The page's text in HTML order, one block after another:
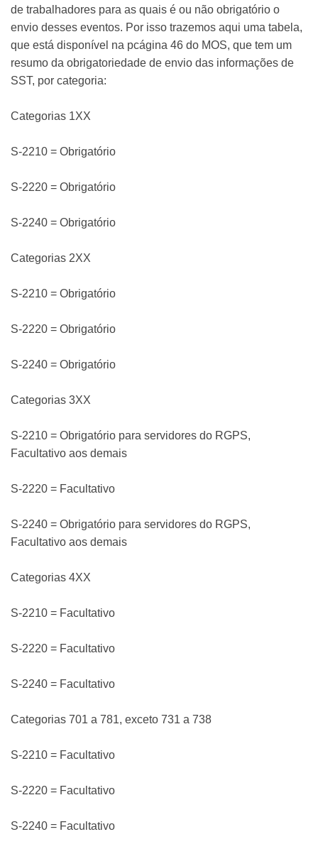
de trabalhadores para as quais é ou não obrigatório o
envio desses eventos. Por isso trazemos aqui uma tabela,
que está disponí­vel na pcágina 46 do MOS, que tem um
resumo da obrigatoriedade de envio das informações de
SST, por categoria:
Categorias 1XX
S-2210 = Obrigatório
S-2220 = Obrigatório
S-2240 = Obrigatório
Categorias 2XX
S-2210 = Obrigatório
S-2220 = Obrigatório
S-2240 = Obrigatório
Categorias 3XX
S-2210 = Obrigatório para servidores do RGPS,
Facultativo aos demais
S-2220 = Facultativo
S-2240 = Obrigatório para servidores do RGPS,
Facultativo aos demais
Categorias 4XX
S-2210 = Facultativo
S-2220 = Facultativo
S-2240 = Facultativo
Categorias 701 a 781, exceto 731 a 738
S-2210 = Facultativo
S-2220 = Facultativo
S-2240 = Facultativo